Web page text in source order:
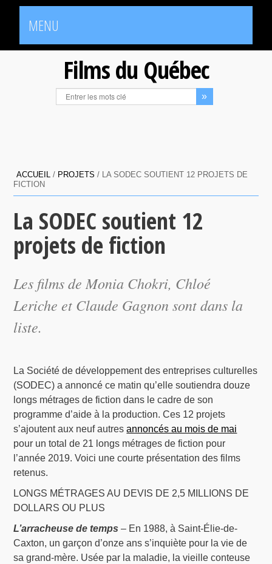
MENU
Films du Québec
ACCUEIL / PROJETS / LA SODEC SOUTIENT 12 PROJETS DE
FICTION
La SODEC soutient 12
projets de fiction
Les films de Monia Chokri, Chloé
Leriche et Claude Gagnon sont dans la
liste.
La Société de développement des entreprises culturelles
(SODEC) a annoncé ce matin qu’elle soutiendra douze
longs métrages de fiction dans le cadre de son
programme d’aide à la production. Ces 12 projets
s’ajoutent aux neuf autresannoncés au mois de mai
pour un total de 21 longs métrages de fiction pour
l’année 2019. Voici une courte présentation des films
retenus.
LONGS MÉTRAGES AU DEVIS DE 2,5 MILLIONS DE
DOLLARS OU PLUS
L’arracheuse de temps – En 1988, à Saint-Élie-de-
Caxton, un garçon d’onze ans s’inquiète pour la vie de
sa grand-mère. Usée par la maladie, la vieille conteuse